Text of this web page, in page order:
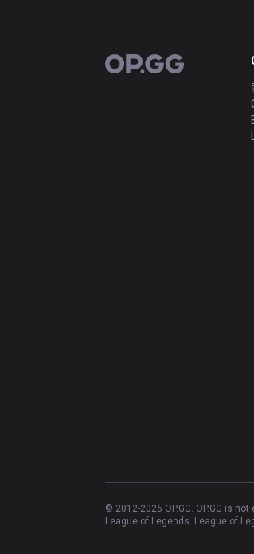
OP.GG
© 2012-2026 OP.GG. OP.GG is
League of Legends. League of